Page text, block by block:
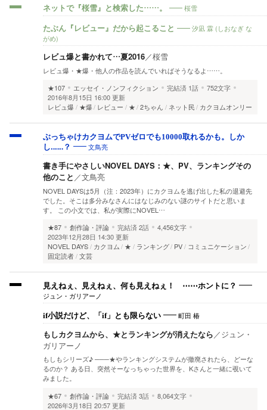
ネットで『桜雪』と検索した……。 桜雪
たぶん『レビュー』だから起こること
汐凪 霖 (しおなぎ な
がめ)
レビュ爆と書かれて…夏2016／桜雪
レビュ爆・★爆・他人の作品を読んでいればそうなるよ……。
★107
エッセイ・ノンフィクション 完結済 1話
752文字
2016年8月15日 16:00 更新
レビュ爆
★爆 レビュー ★ 2ちゃん ネット民 カクヨムオンリー
ぶっちゃけカクヨムでPVゼロでも10000取れるかも。しか
し‥‥‥？
文鳥亮
書き手にやさしいNOVEL DAYS：★、PV、ランキングその
他のこと ／文鳥亮
NOVEL DAYSは5月（注：2023年）にカクヨムを逃げ出した私の退避先
でした。そこは多分みなさんにはなじみのない謎のサイトだと思いま
す。 この小文では、私が実際にNOVEL…
★87
創作論・評論 完結済2話
4,456文字
2023年12月28日 14:30 更新
NOVEL DAYS
カクヨム ★ ランキング PV
コミュニケーション
固定読者 文芸
見えねぇ、見えねぇ、何も見えねぇ！ ⋯⋯ホントに？
ジュン・ガリアーノ
if小説だけど、「if」とも限らない 町田 椿
もしカクヨムから、★とランキングが消えたなら ／ジュン・
ガリアーノ
もしもシリーズ♪ ───★やランキングシステムが撤廃されたら、どーな
るのか？ ある日、突然そーなっちゃった世界を、Kさんと一緒に覗いて
みました。
★67
創作論・評論 完結済3話
8,064文字
2026年3月18日 20:57 更新